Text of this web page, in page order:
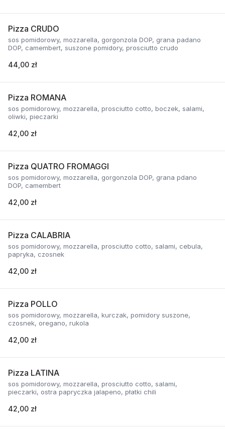
Pizza CRUDO
sos pomidorowy, mozzarella, gorgonzola DOP, grana padano
DOP, camembert, suszone pomidory, prosciutto crudo
44,00 zł
Pizza ROMANA
sos pomidorowy, mozzarella, prosciutto cotto, boczek, salami,
oliwki, pieczarki
42,00 zł
Pizza QUATRO FROMAGGI
sos pomidorowy, mozzarella, gorgonzola DOP, grana pdano
DOP, camembert
42,00 zł
Pizza CALABRIA
sos pomidorowy, mozzarella, prosciutto cotto, salami, cebula,
papryka, czosnek
42,00 zł
Pizza POLLO
sos pomidorowy, mozzarella, kurczak, pomidory suszone,
czosnek, oregano, rukola
42,00 zł
Pizza LATINA
sos pomidorowy, mozzarella, prosciutto cotto, salami,
pieczarki, ostra papryczka jalapeno, płatki chili
42,00 zł